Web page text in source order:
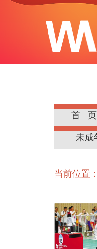
首
公民
未成
当前位置：